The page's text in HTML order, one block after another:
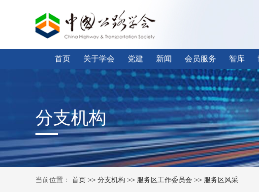
首页 关于学会 党建 新闻 会员服务 智库
分支机构
当前位置： 首页 >> 分支机构 >> 服务区工作委员会 >> 服务区风采